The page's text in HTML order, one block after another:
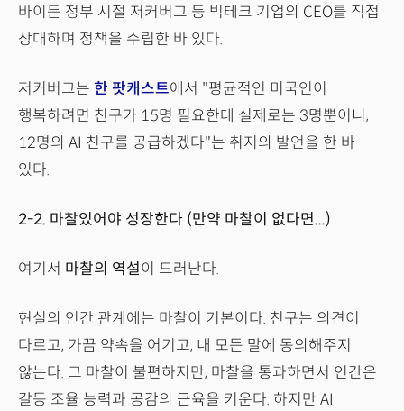
바이든 정부 시절 저커버그 등 빅테크 기업의 CEO를 직접
상대하며 정책을 수립한 바 있다.
저커버그는 한 팟캐스트에서 "평균적인 미국인이
행복하려면 친구가 15명 필요한데 실제로는 3명뿐이니,
12명의 AI 친구를 공급하겠다"는 취지의 발언을 한 바
있다.
2-2. 마찰있어야 성장한다 (만약 마찰이 없다면...)
여기서 마찰의 역설이 드러난다.
현실의 인간 관계에는 마찰이 기본이다. 친구는 의견이
다르고, 가끔 약속을 어기고, 내 모든 말에 동의해주지
않는다. 그 마찰이 불편하지만, 마찰을 통과하면서 인간은
갈등 조율 능력과 공감의 근육을 키운다. 하지만 AI